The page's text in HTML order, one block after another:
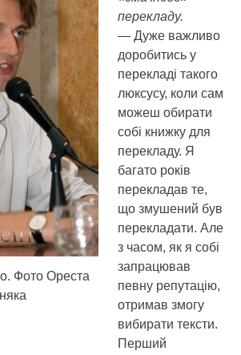
Фото Ореста
перекладу.
— Дуже важливо
доробитись у
перекладі такого
люксусу, коли сам
можеш обирати
собі книжку для
перекладу. Я
багато років
перекладав те,
що змушений був
перекладати. Але
з часом, як я собі
запрацював
певну репутацію,
отримав змогу
вибирати тексти.
Перший